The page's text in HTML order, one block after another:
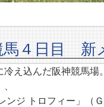
馬４日目 新
え込んだ阪神競馬
ンジ トロフィー」（